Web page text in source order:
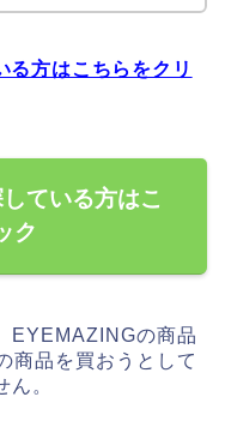
る方はこちらをクリ
ている方はこ
ク
EYEMAZINGの商品
商品を買おうとして
。